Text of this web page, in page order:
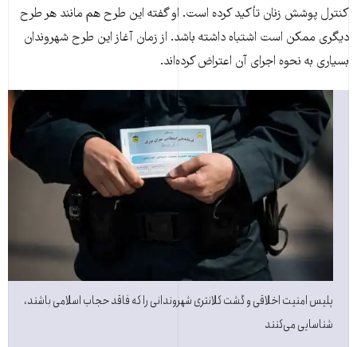
کنترل پوشش زنان تأکید کرده است. او گفته این طرح هم مانند هر طرح
دیگری ممکن است اشتباه داشته باشد. از زمان آغاز این طرح شهروندان
بسیاری به نحوه اجرای آن اعتراض کرده‌اند.
پلیس امنیت اخلاقی و گشت کلانتری شهروندانی را که فاقد حجاب اسلامی باشند،
شناسایی می‌کنند